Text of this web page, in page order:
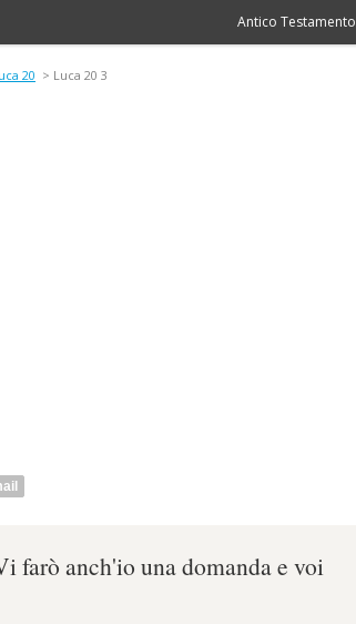
Antico Testamento
20 > Luca 20 3
farò anch'io una domanda e voi